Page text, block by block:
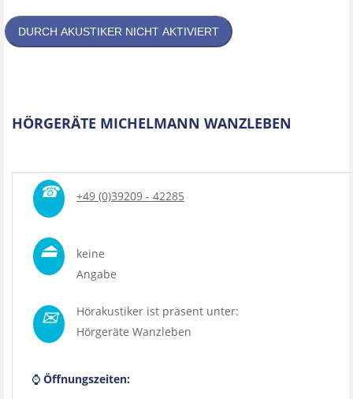
DURCH AKUSTIKER NICHT AKTIVIERT
HÖRGERÄTE MICHELMANN WANZLEBEN
☎ +49 (0)39209 - 42285
⏏
keine
Angabe
✉
Hörakustiker ist präsent unter:
Hörgeräte Wanzleben
⌚ Öffnungszeiten: